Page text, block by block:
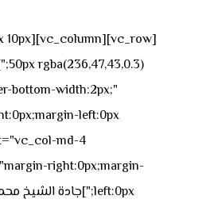
10px
bottom-width:2px;"
left:0px;"]
right:0px;margin-